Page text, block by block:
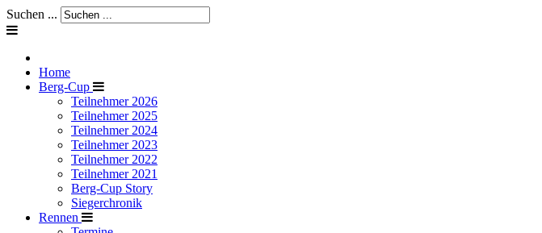
Suchen ...
Home
Berg-Cup
Teilnehmer 2026
Teilnehmer 2025
Teilnehmer 2024
Teilnehmer 2023
Teilnehmer 2022
Teilnehmer 2021
Berg-Cup Story
Siegerchronik
Rennen